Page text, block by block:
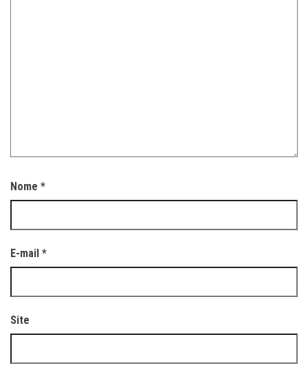
Nome *
E-mail *
Site